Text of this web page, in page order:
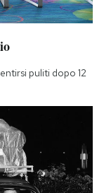
puliti dopo 12